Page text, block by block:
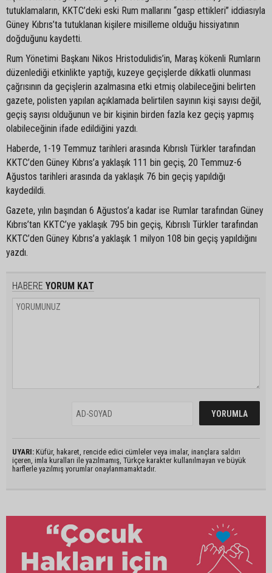
tutuklamaların, KKTC’deki eski Rum mallarını “gasp ettikleri” iddiasıyla
Güney Kıbrıs’ta tutuklanan kişilere misilleme olduğu hissiyatının
doğduğunu kaydetti.
Rum Yönetimi Başkanı Nikos Hristodulidis’in, Maraş kökenli Rumların
düzenlediği etkinlikte yaptığı, kuzeye geçişlerde dikkatli olunması
çağrısının da geçişlerin azalmasına etki etmiş olabileceğini belirten
gazete, polisten yapılan açıklamada belirtilen sayının kişi sayısı değil,
geçiş sayısı olduğunun ve bir kişinin birden fazla kez geçiş yapmış
olabileceğinin ifade edildiğini yazdı.
Haberde, 1-19 Temmuz tarihleri arasında Kıbrıslı Türkler tarafından
KKTC’den Güney Kıbrıs’a yaklaşık 111 bin geçiş, 20 Temmuz-6
Ağustos tarihleri arasında da yaklaşık 76 bin geçiş yapıldığı
kaydedildi.
Gazete, yılın başından 6 Ağustos’a kadar ise Rumlar tarafından Güney
Kıbrıs’tan KKTC’ye yaklaşık 795 bin geçiş, Kıbrıslı Türkler tarafından
KKTC’den Güney Kıbrıs’a yaklaşık 1 milyon 108 bin geçiş yapıldığını
yazdı.
HABERE YORUM KAT
UYARI: Küfür, hakaret, rencide edici cümleler veya imalar, inançlara saldırı
içeren, imla kuralları ile yazılmamış, Türkçe karakter kullanılmayan ve büyük
harflerle yazılmış yorumlar onaylanmamaktadır.